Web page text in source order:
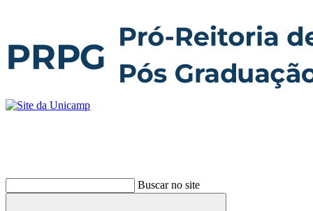
Buscar no site